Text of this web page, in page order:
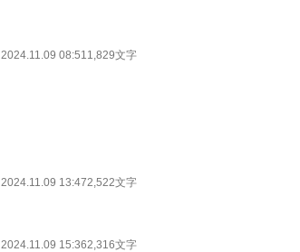
2024.11.09 08:511,829文字
2024.11.09 13:472,522文字
2024.11.09 15:362,316文字